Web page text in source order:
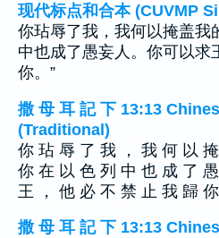
现代标点和合本 (CUVMP
你玷辱了我，我何以掩盖我
中也成了愚妄人。你可以求
你。”
撒 母 耳 記 下 13:13
(Traditional)
你 玷 辱 了 我 ， 我 何 以
你 在 以 色 列 中 也 成 了
王 ， 他 必 不 禁 止 我 歸 你
撒 母 耳 記 下 13:13